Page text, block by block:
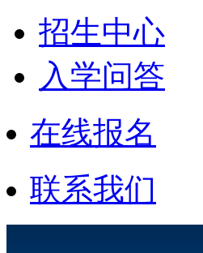
招生中心
入学问答
在线报名
联系我们